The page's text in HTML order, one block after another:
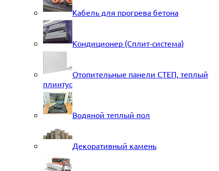
Кабель для прогрева бетона
Кондиционер (Сплит-система)
Отопительные панели СТЕП, теплый
плинтус
Водяной теплый пол
Декоративный камень